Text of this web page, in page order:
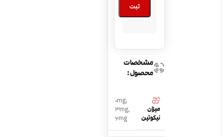
ثبت
مشخصات
محصول:
میزان
نیکوتین
0mg,
3mg,
6mg